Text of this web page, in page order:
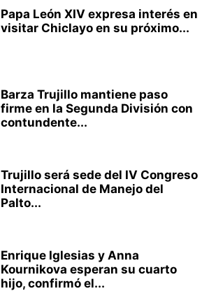
Papa León XIV expresa interés en
visitar Chiclayo en su próximo...
Barza Trujillo mantiene paso
firme en la Segunda División con
contundente...
Trujillo será sede del IV Congreso
Internacional de Manejo del
Palto...
Enrique Iglesias y Anna
Kournikova esperan su cuarto
hijo, confirmó el...